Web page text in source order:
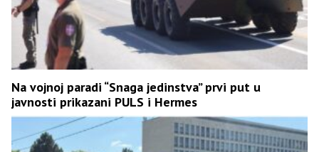
Na vojnoj paradi “Snaga jedinstva” prvi put u
javnosti prikazani PULS i Hermes